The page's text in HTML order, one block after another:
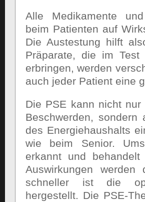
Alle Medikamente
beim Patienten auf
Die Austestung hilft
Präparate, die im Test
erbringen, werden
auch jeder Patient eine
Die PSE kann nicht
Beschwerden, sondern
des Energiehaushalts
wie beim Senior.
erkannt und
Auswirkungen
schneller ist die
hergestellt. Die PSE-